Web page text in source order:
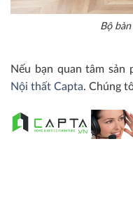
Bộ
Nếu bạn quan tâm sản
Nội thất Capta. Chúng